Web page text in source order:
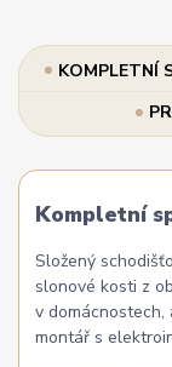
KOMPLETNÍ
Kompletní
Složený
slonové kosti z
v domácnostech,
montář s